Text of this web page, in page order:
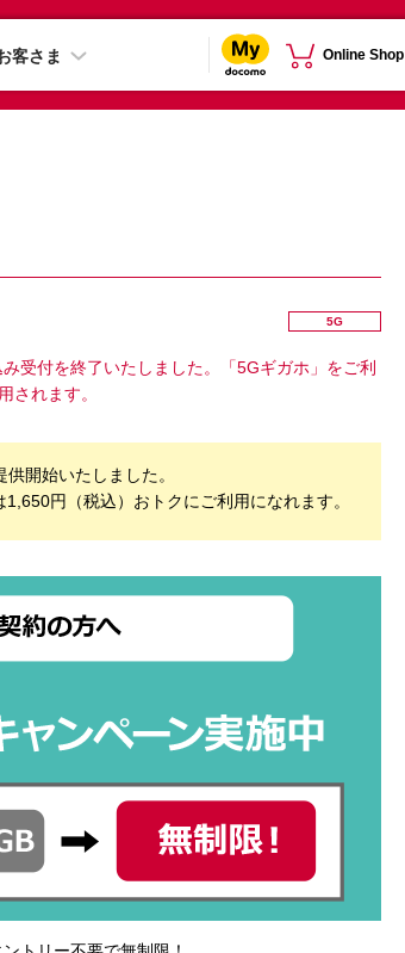
客さま Online Shop
5G
受付を終了いたしました。「5Gギガホ」をご利
されます。
供開始いたしました。
円（税込）おトクにご利用になれます。